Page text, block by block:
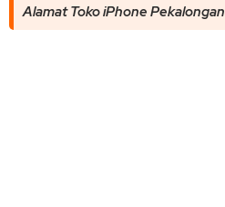
Alamat Toko iPhone Pekalongan